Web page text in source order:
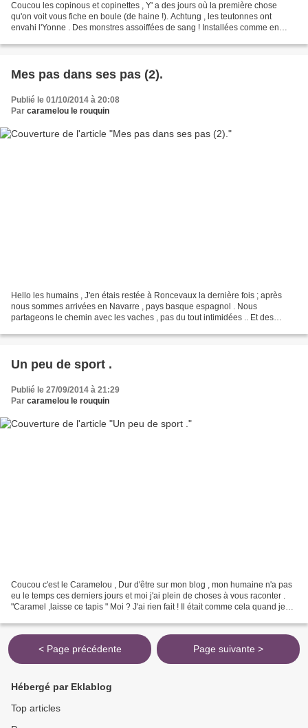
Coucou les copinous et copinettes , Y' a des jours où la première chose
qu'on voit vous fiche en boule (de haine !). Achtung , les teutonnes ont
envahi l'Yonne . Des monstres assoiffées de sang ! Installées comme en
Mes pas dans ses pas (2).
Publié le 01/10/2014 à 20:08
Par caramelou le rouquin
Hello les humains , J'en étais restée à Roncevaux la dernière fois ; après
nous sommes arrivées en Navarre , pays basque espagnol . Nous
partageons le chemin avec les vaches , pas du tout intimidées .. Et des
Un peu de sport .
Publié le 27/09/2014 à 21:29
Par caramelou le rouquin
Coucou c'est le Caramelou , Dur d'être sur mon blog , mon humaine n'a pas
eu le temps ces derniers jours et moi j'ai plein de choses à vous raconter .
"Caramel ,laisse ce tapis " Moi ? J'ai rien fait ! Il était comme cela quand je
< Page précédente Page suivante >
Hébergé par Eklablog
Top articles